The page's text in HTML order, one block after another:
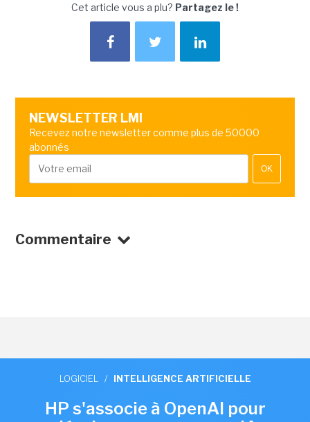
Cet article vous a plu? Partagez le !
NEWSLETTER LMI
Recevez notre newsletter comme plus de 50000
abonnés
OK
Commentaire
LOGICIEL / INTELLIGENCE ARTIFICIELLE
HP s'associe à OpenAI pour